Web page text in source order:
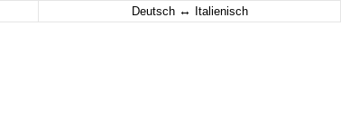
Deutsch ↔ Italienisch